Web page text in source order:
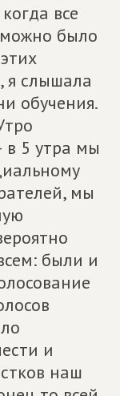
все
можно было
я слышала
обучения.
в 5 утра мы
мы
были и
и
наш